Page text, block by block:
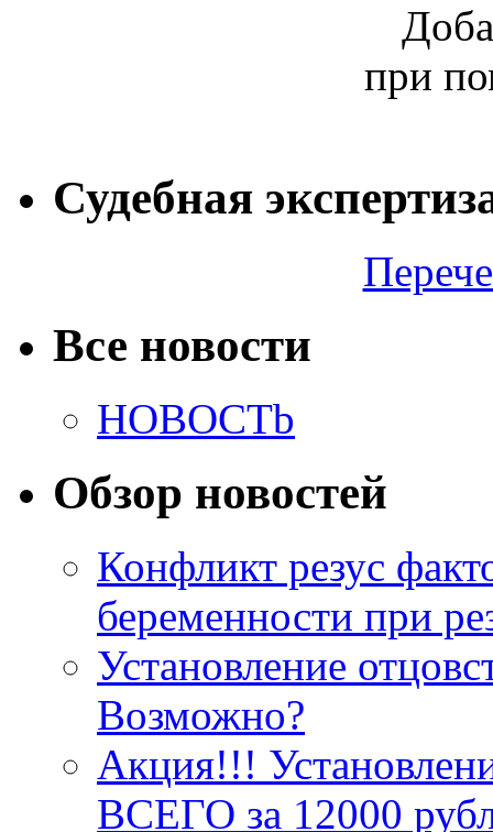
при
Судебная
Все новости
HOBOCTb
Обзор новостей
Конфликт резус
беременности при
Установление
Возможно?
Акция!!!
ВСЕГО за 12000